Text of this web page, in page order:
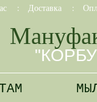
: Доставка :